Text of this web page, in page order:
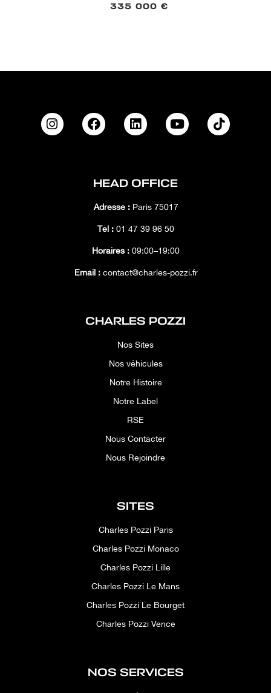
335 000 €
HEAD OFFICE
Adresse :Paris 75017
Tél : 01 47 39 96 50
Horaires : 09:00–19:00
Email :contact@charles-pozzi.fr
CHARLES POZZI
Nos Sites
Nos véhicules
Notre Histoire
Notre Label
RSE
Nous Contacter
Nous Rejoindre
SITES
Charles Pozzi Paris
Charles Pozzi Monaco
Charles Pozzi Lille
Charles Pozzi Le Mans
Charles Pozzi Le Bourget
Charles Pozzi Vence
NOS SERVICES